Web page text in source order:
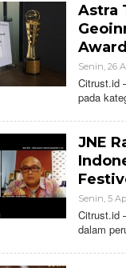
Astra
Award
Senin, 26
Citrust.id
pada
JNE
Senin, 5
Citrust.id
dalam